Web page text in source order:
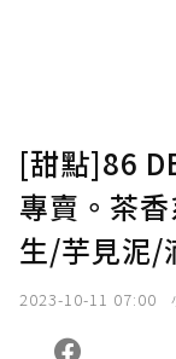
[甜點]86
專賣。茶
生/芋見泥/
2023-10-11 07:00